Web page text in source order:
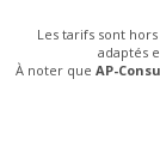
Les tarifs sont
adaptés
À noter que AP-